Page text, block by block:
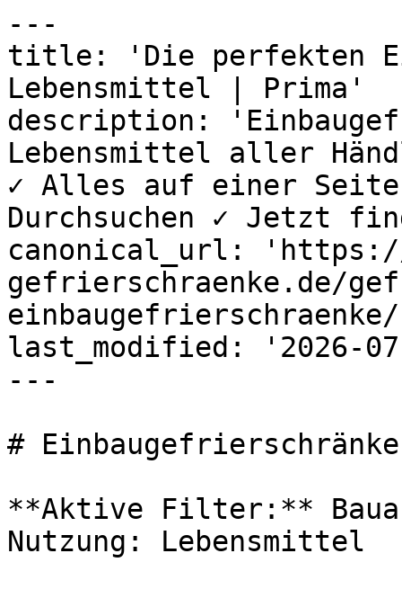
---
title: 'Die perfekten
Lebensmittel | Prima'
description:
Lebensmittel aller
✓ Alles auf einer Seite
Durchsuchen ✓ Jetzt
canonical_url: 'https://
gefrierschraenke.de/
last_modified: '2026-
---
#
**Aktive Filter:**
Nutzung: Lebensmittel